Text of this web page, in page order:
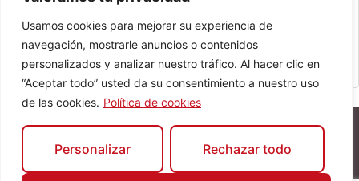
Usamos cookies para mejorar su experiencia de
navegación, mostrarle anuncios o contenidos
personalizados y analizar nuestro tráfico. Al hacer clic en
“Aceptar todo” usted da su consentimiento a nuestro uso
de las cookies. Política de cookies
Personalizar Rechazar todo